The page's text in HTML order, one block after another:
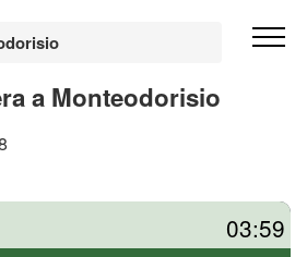
a Monteodorisio
03:59